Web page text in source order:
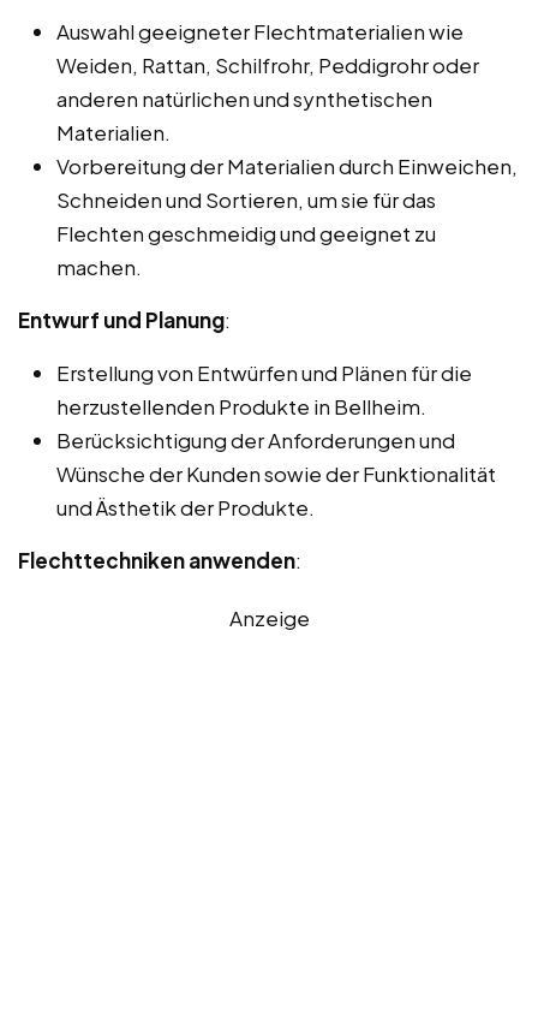
Auswahl geeigneter Flechtmaterialien wie
Weiden, Rattan, Schilfrohr, Peddigrohr oder
anderen natürlichen und synthetischen
Materialien.
Vorbereitung der Materialien durch Einweichen,
Schneiden und Sortieren, um sie für das
Flechten geschmeidig und geeignet zu
machen.
Entwurf und Planung:
Erstellung von Entwürfen und Plänen für die
herzustellenden Produkte in Bellheim.
Berücksichtigung der Anforderungen und
Wünsche der Kunden sowie der Funktionalität
und Ästhetik der Produkte.
Flechttechniken anwenden:
Anzeige